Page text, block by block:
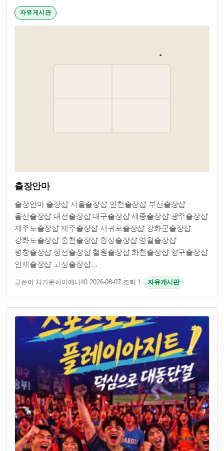
자유게시판
출장안마
출장안마 출장샵 서울출장샵 인천출장샵 부산출장샵
울산출장샵 대전출장샵 대구출장샵 세종출장샵 광주출장샵
제주도출장샵 제주출장샵 서귀포출장샵 강화군출장샵
강화도출장샵 홍천출장샵 횡성출장샵 영월출장샵
평창출장샵 정선출장샵 철원출장샵 화천출장샵 양구출장샵
인제출장샵 고성출장샵…
글쓴이 차가운하이에나40·2026-08-07·조회 1· 자유게시판